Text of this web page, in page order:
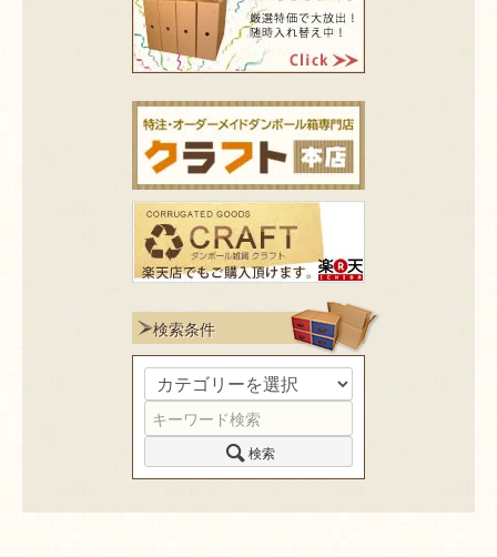
検索条件
検索